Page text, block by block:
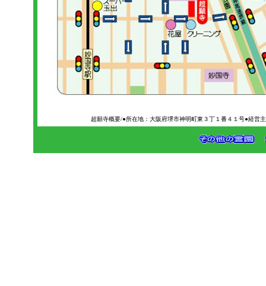
超願寺概要/●所在地：大阪府堺市神明町東３丁１番４１号●経営